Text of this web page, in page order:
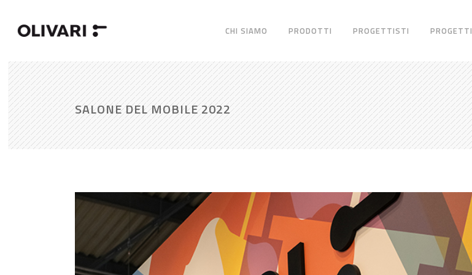
CHI SIAMO PRODOTTI PROGETTISTI PROGETTI
SALONE DEL MOBILE 2022